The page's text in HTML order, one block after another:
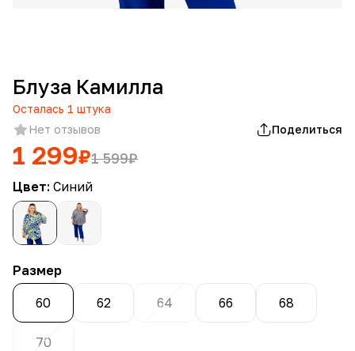
Блуза Камилла
Осталась 1 штука
Нет отзывов
Поделиться
1 299₽1 599₽
Цвет: Синий
Размер
60 62 64 66 68
70